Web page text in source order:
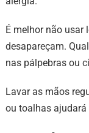
É melhor não usar
desapareçam.
nas pálpebras ou
Lavar as mãos
ou toalhas ajudará